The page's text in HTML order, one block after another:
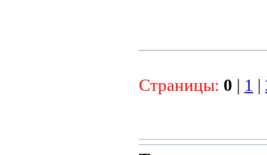
Страницы: 0 | 1 |